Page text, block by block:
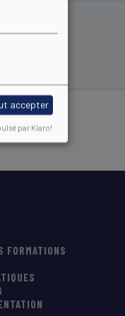
FORMATIONS
accepter
par Klaro!